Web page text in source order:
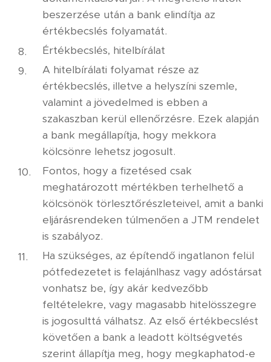
beszerzése után a bank elindítja az
értékbecslés folyamatát.
Értékbecslés, hitelbírálat
A hitelbírálati folyamat része az
értékbecslés, illetve a helyszíni szemle,
valamint a jövedelmed is ebben a
szakaszban kerül ellenőrzésre. Ezek alapján
a bank megállapítja, hogy mekkora
kölcsönre lehetsz jogosult.
Fontos, hogy a fizetésed csak
meghatározott mértékben terhelhető a
kölcsönök törlesztőrészleteivel, amit a banki
eljárásrendeken túlmenően a JTM rendelet
is szabályoz.
Ha szükséges, az építendő ingatlanon felül
pótfedezetet is felajánlhasz vagy adóstársat
vonhatsz be, így akár kedvezőbb
feltételekre, vagy magasabb hitelösszegre
is jogosulttá válhatsz. Az első értékbecslést
követően a bank a leadott költségvetés
szerint állapítja meg, hogy megkaphatod-e